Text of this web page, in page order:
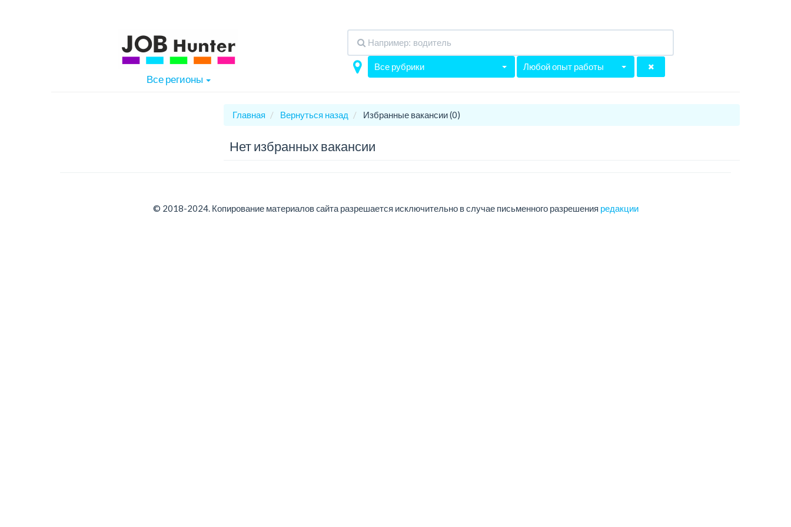
Все регионы
Все рубрики Любой опыт работы
Главная Вернуться назад Избранные вакансии (0)
Нет избранных вакансии
© 2018-2024. Копирование материалов cайта разрешается исключительно в случае письменного разрешения редакции